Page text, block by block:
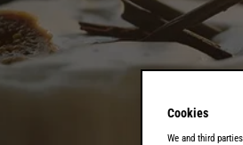
Cookies
We and third